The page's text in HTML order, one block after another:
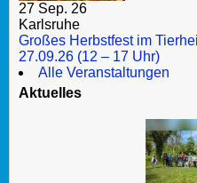
27 Sep. 26
Karlsruhe
Großes Herbstfest im
27.09.26 (12 – 17 Uhr)
Alle Veranstaltungen
Aktuelles